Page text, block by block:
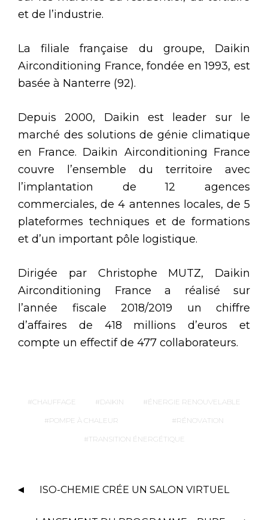
et de l’industrie.
La filiale française du groupe, Daikin
Airconditioning France, fondée en 1993, est
basée à Nanterre (92).
Depuis 2000, Daikin est leader sur le
marché des solutions de génie climatique
en France. Daikin Airconditioning France
couvre l’ensemble du territoire avec
l’implantation de 12 agences
commerciales, de 4 antennes locales, de 5
plateformes techniques et de formations
et d’un important pôle logistique.
Dirigée par Christophe MUTZ, Daikin
Airconditioning France a réalisé sur
l’année fiscale 2018/2019 un chiffre
d’affaires de 418 millions d’euros et
compte un effectif de 477 collaborateurs.
CHAUFFAGE DAIKIN ÉNERGIE RENOUVELABLE
POMPE À CHALEUR RÉNOVATION
TRANSITION ÉNERGÉTIQUE
ISO-CHEMIE CRÉE UN SALON VIRTUEL